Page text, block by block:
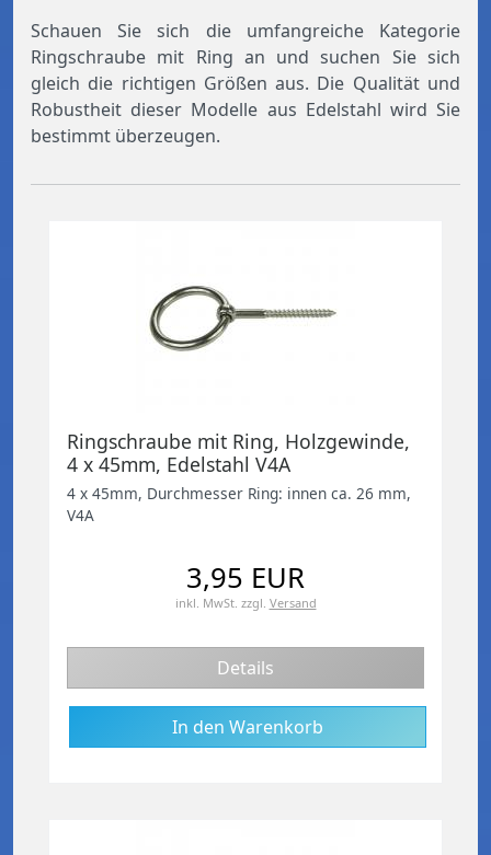
Schauen Sie sich die umfangreiche Kategorie
Ringschraube mit Ring an und suchen Sie sich
gleich die richtigen Größen aus. Die Qualität und
Robustheit dieser Modelle aus Edelstahl wird Sie
bestimmt überzeugen.
Ringschraube mit Ring, Holzgewinde,
4 x 45mm, Edelstahl V4A
4 x 45mm, Durchmesser Ring: innen ca. 26 mm,
V4A
3,95 EUR
inkl. MwSt. zzgl. Versand
Details